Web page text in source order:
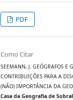
PDF
Como Citar
SEEMANN, J. GEÓGRAFOS E
CONTRIBUIÇÕES PARA A
(NÃO) IMPORTÂNCIA DA
Casa da Geografia de Sobral